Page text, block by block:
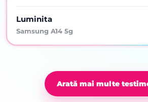
Luminita
Samsung A14 5g
Arată mai multe